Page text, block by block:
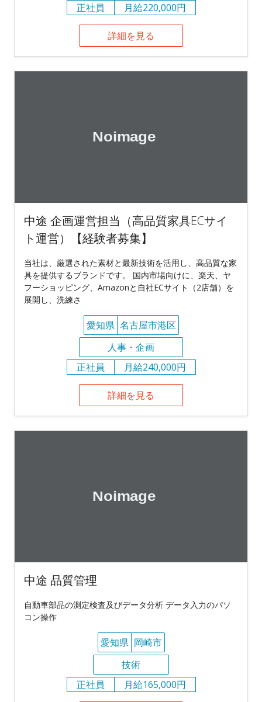
正社員
月給220,000円
詳細を見る
中途 企画運営担当（高品質家具ECサイ
ト運営）【経験者募集】
当社は、厳選された素材と最新技術を活用し、高品質な家
具を提供するブランドです。 国内市場向けに、楽天、ヤ
フーショッピング、Amazonと自社ECサイト（2店舗）を
展開し、洗練さ
愛知県 名古屋市港区
人事・企画
正社員
月給240,000円
詳細を見る
中途 品質管理
自動車部品の測定検査及びデータ分析 データ入力のパソ
コン操作
愛知県 岡崎市
技術
正社員
月給165,000円